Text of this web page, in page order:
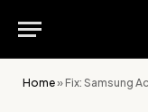
Home»Fix: Samsung